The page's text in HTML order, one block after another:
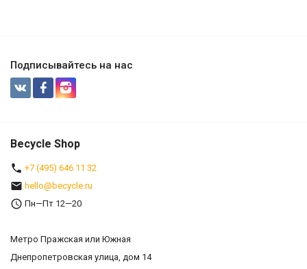
Подписывайтесь на нас
Becycle Shop
+7 (495) 646 11 32
hello@becycle.ru
Пн—Пт 12—20
Метро Пражская или Южная
Днепропетровская улица, дом 14